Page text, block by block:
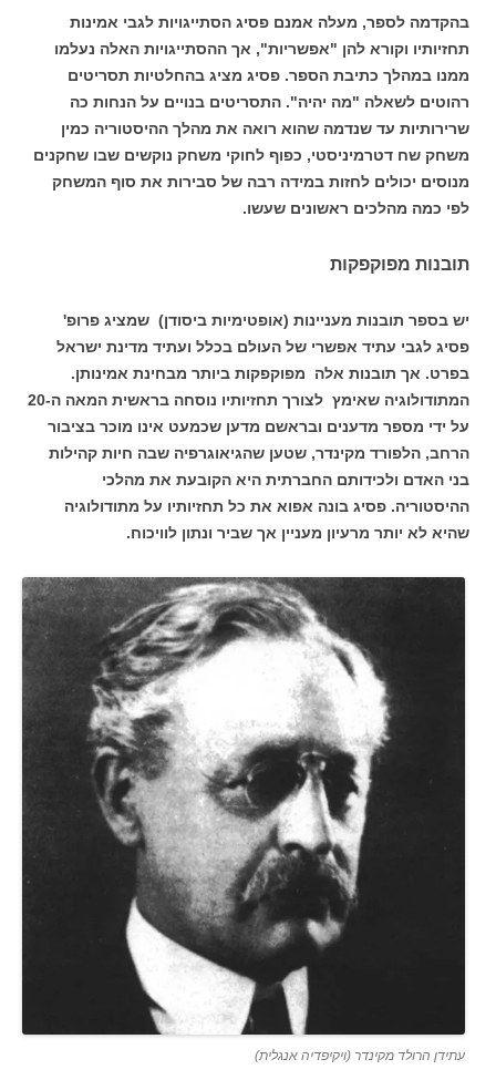
בהקדמה לספר, מעלה אמנם פסיג הסתייגויות לגבי אמינות
תחזיותיו וקורא להן "אפשריות", אך ההסתייגויות האלה נעלמו
ממנו במהלך כתיבת הספר. פסיג מציג בהחלטיות תסריטים
רהוטים לשאלה "מה יהיה". התסריטים בנויים על הנחות כה
שרירותיות עד שנדמה שהוא רואה את מהלך ההיסטוריה כמין
משחק שח דטרמיניסטי, כפוף לחוקי משחק נוקשים שבו שחקנים
מנוסים יכולים לחזות במידה רבה של סבירות את סוף המשחק
לפי כמה מהלכים ראשונים שעשו.
תובנות מפוקפקות
יש בספר תובנות מעניינות (אופטימיות ביסודן) שמציג פרופ'
פסיג לגבי עתיד אפשרי של העולם בכלל ועתיד מדינת ישראל
בפרט. אך תובנות אלה מפוקפקות ביותר מבחינת אמינותן.
המתודולוגיה שאימץ לצורך תחזיותיו נוסחה בראשית המאה ה-20
על ידי מספר מדענים ובראשם מדען שכמעט אינו מוכר בציבור
הרחב, הלפורד מקינדר, שטען שהגיאוגרפיה שבה חיות קהילות
בני האדם ולכידותם החברתית היא הקובעת את מהלכי
ההיסטוריה. פסיג בונה אפוא את כל תחזיותיו על מתודולוגיה
שהיא לא יותר מרעיון מעניין אך שביר ונתון לוויכוח.
עתידן הרולד מקינדר (ויקיפדיה אנגלית)